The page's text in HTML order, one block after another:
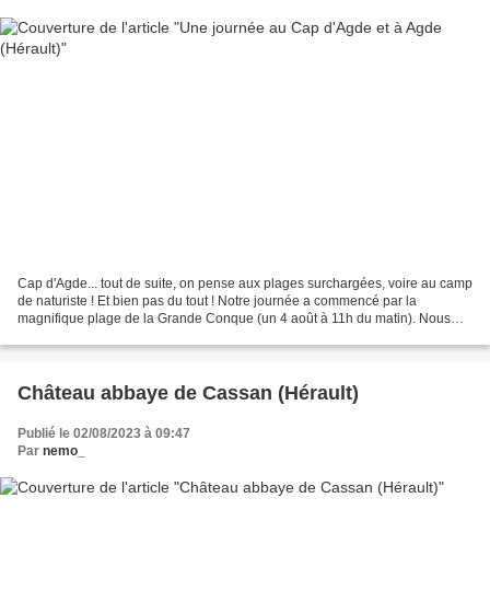
Cap d'Agde... tout de suite, on pense aux plages surchargées, voire au camp
de naturiste ! Et bien pas du tout ! Notre journée a commencé par la
magnifique plage de la Grande Conque (un 4 août à 11h du matin). Nous
Château abbaye de Cassan (Hérault)
Publié le 02/08/2023 à 09:47
Par nemo_